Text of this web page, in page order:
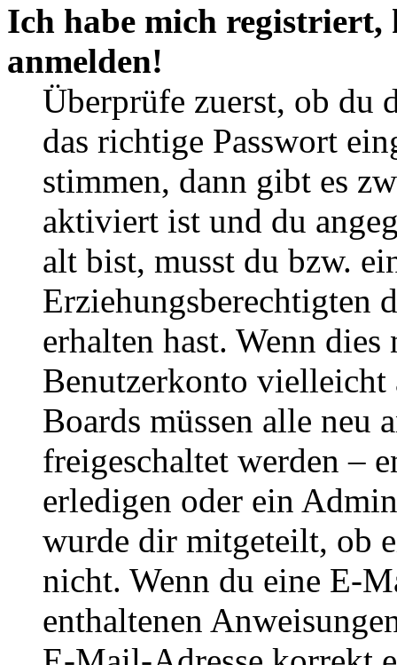
Ich habe mich
anmelden!
Überprüfe zuerst, ob du
das richtige Passwort
stimmen, dann gibt es
aktiviert ist und du
alt bist, musst du bzw.
Erziehungsberechtigten
erhalten hast. Wenn
Benutzerkonto
Boards müssen alle neu
freigeschaltet werden –
erledigen oder ein
wurde dir mitgeteilt, ob
nicht. Wenn du eine E-
enthaltenen